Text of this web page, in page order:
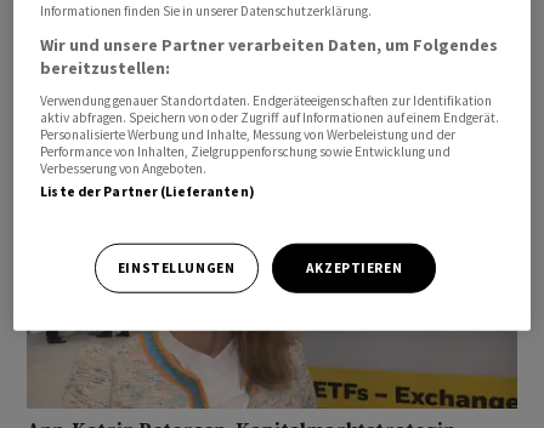
Joachim Klement, Anlagestratege Liberium Capital
Informationen finden Sie in unserer Datenschutzerklärung.
Wir und unsere Partner verarbeiten Daten, um Folgendes
bereitzustellen:
Verwendung genauer Standortdaten. Endgeräteeigenschaften zur Identifikation
aktiv abfragen. Speichern von oder Zugriff auf Informationen auf einem Endgerät.
Personalisierte Werbung und Inhalte, Messung von Werbeleistung und der
Performance von Inhalten, Zielgruppenforschung sowie Entwicklung und
Verbesserung von Angeboten.
Liste der Partner (Lieferanten)
EINSTELLUNGEN AKZEPTIEREN